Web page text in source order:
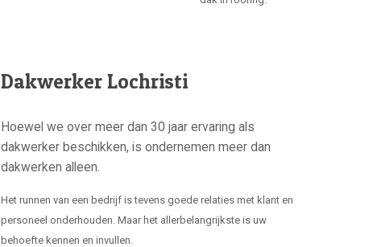
Dakwerker Lochristi
Hoewel we over meer dan 30 jaar ervaring als
dakwerker beschikken, is ondernemen meer dan
dakwerken alleen.
Het runnen van een bedrijf is tevens goede relaties met klant en
personeel onderhouden. Maar het allerbelangrijkste is uw
behoefte kennen en invullen.